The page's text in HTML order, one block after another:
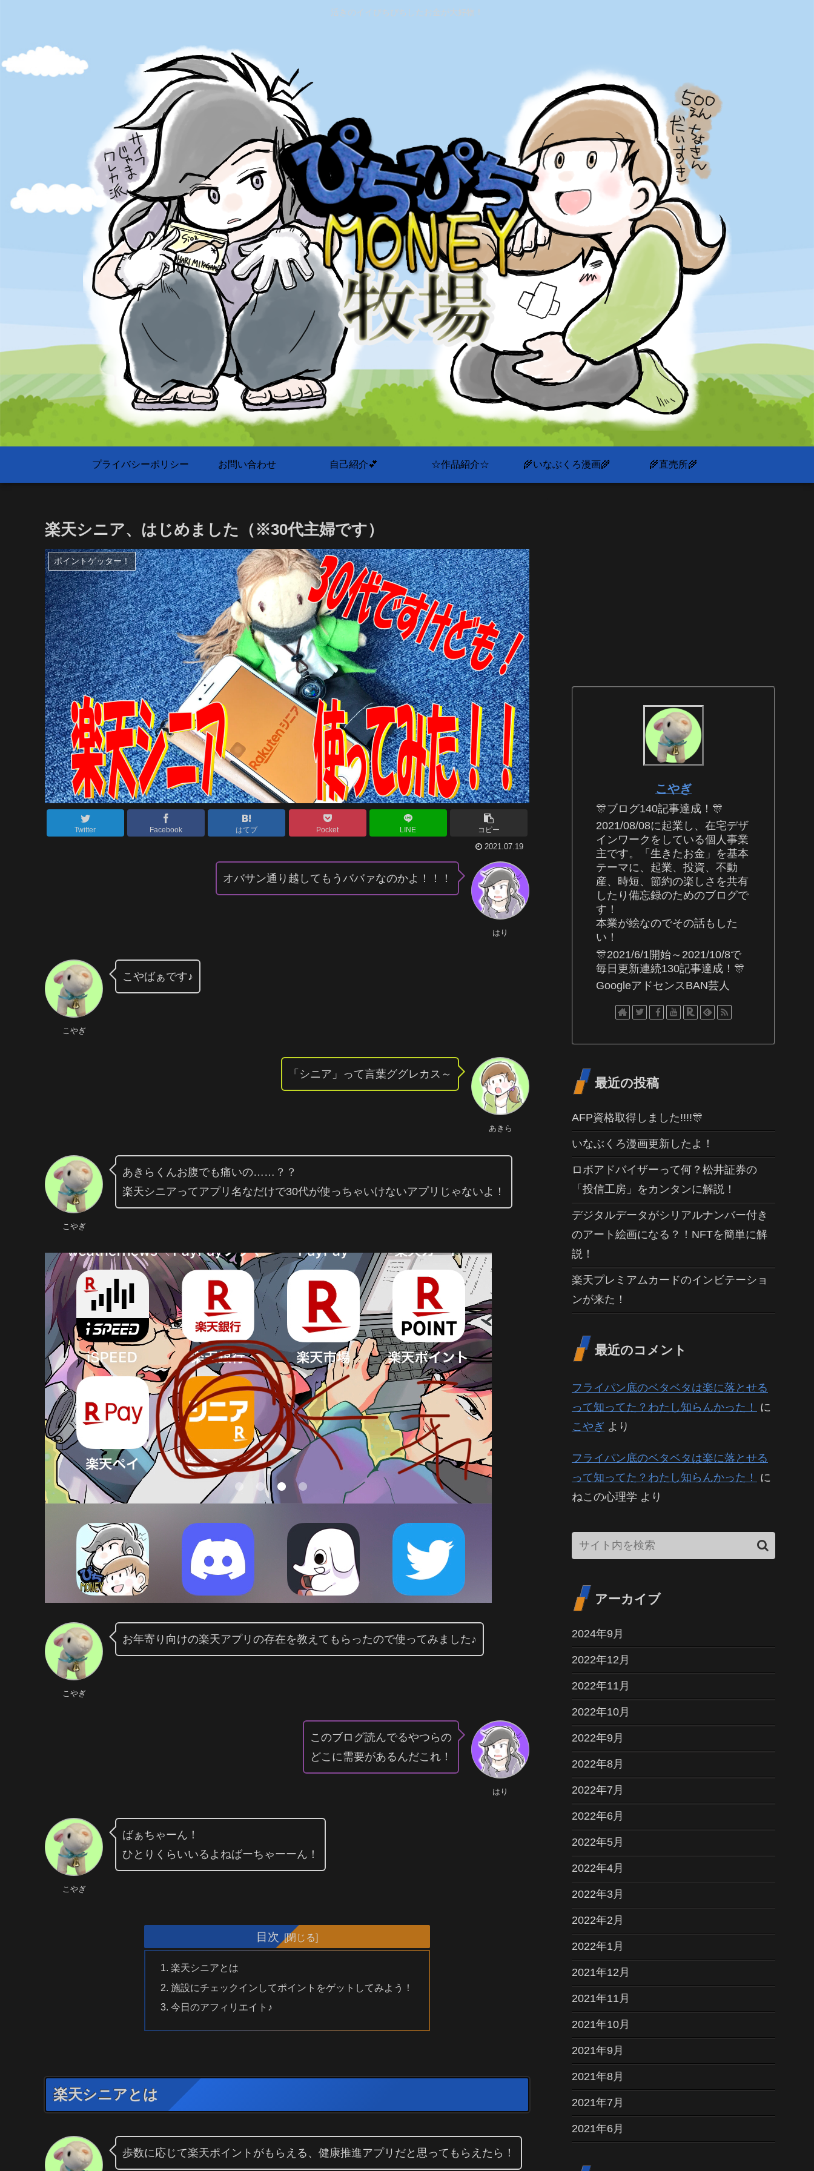
活きのイイぴちぴちしたお金が大好物！
プライバシーポリシー お問い合わせ 自己紹介💕 ☆作品紹介☆ 🌾いなぶくろ漫画🌾 🌾直売所🌾
楽天シニア、はじめました（※30代主婦です）
ポイントゲッター！
Twitter Facebook はてブ Pocket LINE コピー
2021.07.19
はり
オバサン通り越してもうババァなのかよ！！！
こやぎ
こやばぁです♪
あきら
「シニア」って言葉ググレカス～
こやぎ
あきらくんお腹でも痛いの……？？
楽天シニアってアプリ名なだけで30代が使っちゃいけないアプリじゃないよ！
こやぎ
お年寄り向けの楽天アプリの存在を教えてもらったので使ってみました♪
はり
このブログ読んでるやつらの
どこに需要があるんだこれ！
こやぎ
ばぁちゃーん！
ひとりくらいいるよねばーちゃーーん！
目次
楽天シニアとは
施設にチェックインしてポイントをゲットしてみよう！
今日のアフィリエイト♪
楽天シニアとは
歩数に応じて楽天ポイントがもらえる、健康推進アプリだと思ってもらえたら！
こやぎ
🎊ブログ140記事達成！🎊
2021/08/08に起業し、在宅デザ
インワークをしている個人事業
主です。「生きたお金」を基本
テーマに、起業、投資、不動
産、時短、節約の楽しさを共有
したり備忘録のためのブログで
す！
本業が絵なのでその話もした
い！
🎊2021/6/1開始～2021/10/8で
毎日更新連続130記事達成！🎊
GoogleアドセンスBAN芸人
最近の投稿
AFP資格取得しました!!!!🎊
いなぶくろ漫画更新したよ！
ロボアドバイザーって何？松井証券の
「投信工房」をカンタンに解説！
デジタルデータがシリアルナンバー付き
のアート絵画になる？！NFTを簡単に解
説！
楽天プレミアムカードのインビテーショ
ンが来た！
最近のコメント
フライパン底のベタベタは楽に落とせる
って知ってた？わたし知らんかった！
に
こやぎ より
フライパン底のベタベタは楽に落とせる
って知ってた？わたし知らんかった！
に
ねこの心理学 より
アーカイブ
2024年9月
2022年12月
2022年11月
2022年10月
2022年9月
2022年8月
2022年7月
2022年6月
2022年5月
2022年4月
2022年3月
2022年2月
2022年1月
2021年12月
2021年11月
2021年10月
2021年9月
2021年8月
2021年7月
2021年6月